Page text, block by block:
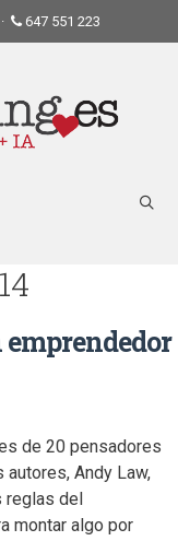
· 647 551 223
emprendedor
de 20 pensadores
Andy Law,
reglas del
montar algo por